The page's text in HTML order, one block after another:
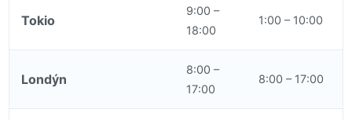
Tokio
9:00 –
18:00
1:00 – 10:00
Londýn
8:00 –
17:00
8:00 – 17:00